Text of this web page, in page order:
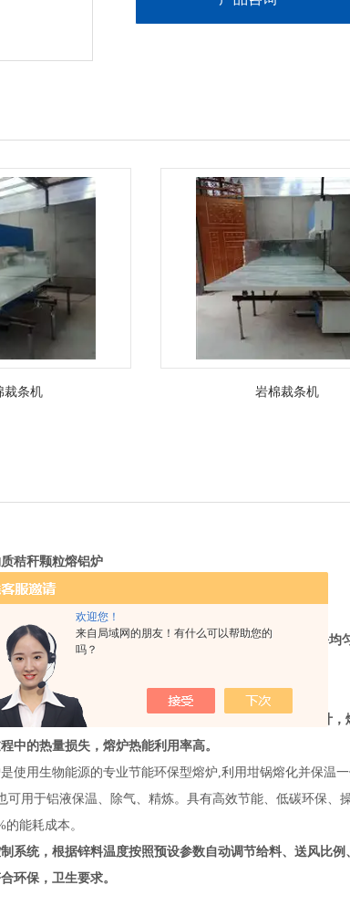
欢迎您！
来自局域网的朋友！有什么可以帮助您的
吗？
裁条机 岩棉裁条机
秸秆颗粒熔铝炉
小;
可全部倒空，更换熔料品种方便;
续平滑的调节;温度均匀易控制、氧化烧损少、金属成份均
料，低碳环，符合国家环保要求;
、故障报警、操作方便、可以配合机械手使用
秸秆颗粒熔铝炉
采用生物质燃烧机与熔炉一体化创新设计
中的热量损失，熔炉热能利用率高。
使用生物能源的专业节能环保型熔炉,利用坩锅熔化并保温
可用于铝液保温、除气、精炼。具有高效节能、低碳环保
能耗成本。
系统，根据锌料温度按照预设参数自动调节给料、送风比
环保，卫生要求。